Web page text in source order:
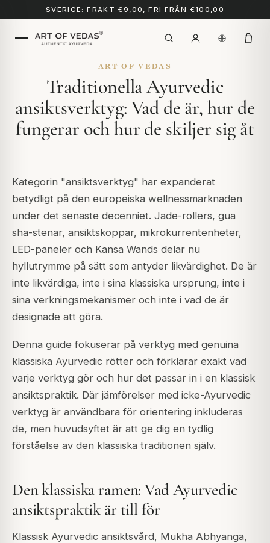
SVERIGE: FRAKT €9,00, FRI FRÅN €100,00
ART OF VEDAS
Traditionella Ayurvedic
ansiktsverktyg: Vad de är, hur de
fungerar och hur de skiljer sig åt
Kategorin "ansiktsverktyg" har expanderat
betydligt på den europeiska wellnessmarknaden
under det senaste decenniet. Jade-rollers, gua
sha-stenar, ansiktskoppar, mikrokurrentenheter,
LED-paneler och Kansa Wands delar nu
hyllutrymme på sätt som antyder likvärdighet. De är
inte likvärdiga, inte i sina klassiska ursprung, inte i
sina verkningsmekanismer och inte i vad de är
designade att göra.
Denna guide fokuserar på verktyg med genuina
klassiska Ayurvedic rötter och förklarar exakt vad
varje verktyg gör och hur det passar in i en klassisk
ansiktspraktik. Där jämförelser med icke-Ayurvedic
verktyg är användbara för orientering inkluderas
de, men huvudsyftet är att ge dig en tydlig
förståelse av den klassiska traditionen själv.
Den klassiska ramen: Vad Ayurvedic
ansiktspraktik är till för
Klassisk Ayurvedic ansiktsvård, Mukha Abhyanga,